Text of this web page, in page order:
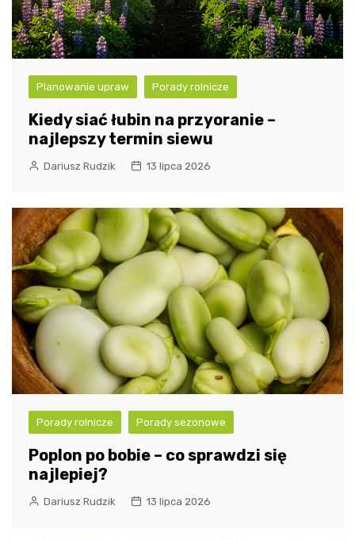
Planowanie upraw Porady rolnicze
Kiedy siać łubin na przyoranie –
najlepszy termin siewu
Dariusz Rudzik 13 lipca 2026
Porady rolnicze Porady sezonowe
Poplon po bobie – co sprawdzi się
najlepiej?
Dariusz Rudzik 13 lipca 2026